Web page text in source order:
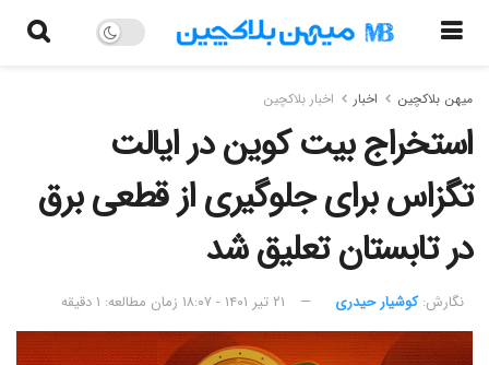
میهن بلاکچین اخبار اخبار بلاکچین
استخراج بیت کوین در ایالت
تگزاس برای جلوگیری از قطعی برق
در تابستان تعلیق شد
نگارش:‌ کوشیار حیدری ۲۱ تیر ۱۴۰۱ - ۱۸:۰۷ زمان مطالعه: ۱ دقیقه